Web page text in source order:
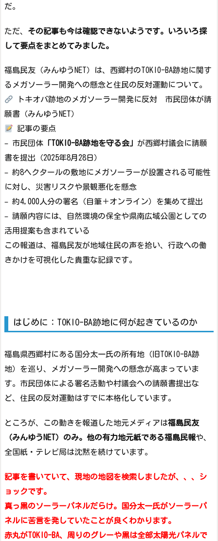
だ。
ただ、 その記事も今は確認できないようです。いろいろ探
して要点をまとめてみました。
福島民友（みんゆうNET）は、西郷村のTOKIO-BA跡地に関す
るメガソーラー開発への懸念と住民の反対運動について。
トキオバ跡地のメガソーラー開発に反対 市民団体が請
願書（みんゆうNET）
記事の要点
– 市民団体 「TOKIO-BA跡地を守る会」 が西郷村議会に請願
書を提出（2025年8月28日）
– 約8ヘクタールの敷地にメガソーラーが設置される可能性
に対し、災害リスクや景観悪化を懸念
– 約4,000人分の署名（自筆＋オンライン）を集めて提出
– 請願内容には、自然環境の保全や県南広域公園としての
活用提案も含まれている
この報道は、福島民友が地域住民の声を拾い、行政への働
きかけを可視化した貴重な記録です。
はじめに：TOKIO-BA跡地に何が起きているのか
福島県西郷村にある国分太一氏の所有地（旧TOKIO-BA跡
地）を巡り、メガソーラー開発への懸念が高まっていま
す。市民団体による署名活動や村議会への請願書提出な
ど、住民の反対運動はすでに本格化しています。
ところが、この動きを報道した地元メディアは福島民友
（みんゆうNET）のみ。他の有力地元紙である福島民報や、
全国紙・テレビ局は沈黙を続けています。
記事を書いていて、現地の地図を検索しましたが、、、シ
ョックです。
真っ黒のソーラーパネルだらけ。国分太一氏がソーラーパ
ネルに苦言を発していたことが良くわかります。
赤丸がTOKIO-BA、周りのグレーや黒は全部太陽光パネルで